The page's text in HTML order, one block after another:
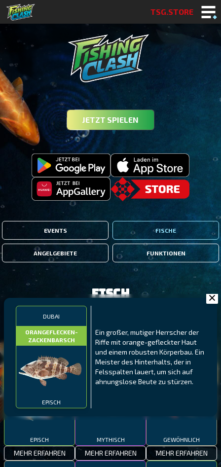
TSG.STORE
JETZT SPIELEN
EVENTS FISCHE
ANGELGEBIETE FUNKTIONEN
DUBAI
ORANGEFLECKEN-
ZACKENBARSCH
EPISCH
Ein großer, mutiger Herrscher der
Riffe mit orange-gefleckter Haut
und einem robusten Körperbau. Ein
Meister des Hinterhalts, der in
Felsspalten lauert, um sich auf
ahnungslose Beute zu stürzen.
Fisch
MALAWI
GESTRECKTER
SCHABEMUND-
BUNTBARSCH
EPISCH
MEHR ERFAHREN
NÖRDLICHE FJORDE
ATLANTISCHER LENG
MYTHISCH
MEHR ERFAHREN
GALAPAGOS-INSELN
MEXIKANISCHER
SCHWEINSLIPPFISCH
GEWÖHNLICH
MEHR ERFAHREN